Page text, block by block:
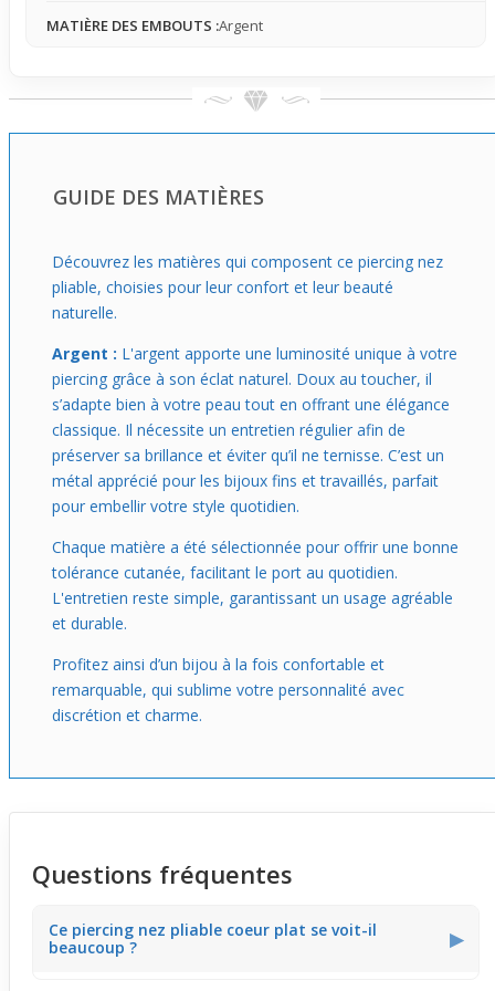
qui rehausse naturellement l'expression du visage. Ce
MATIÈRE DES EMBOUTS :Argent
GUIDE DES MATIÈRES
Découvrez les matières qui composent ce piercing nez
pliable, choisies pour leur confort et leur beauté
naturelle.
Argent : L'argent apporte une luminosité unique à votre
piercing grâce à son éclat naturel. Doux au toucher, il
s’adapte bien à votre peau tout en offrant une élégance
classique. Il nécessite un entretien régulier afin de
préserver sa brillance et éviter qu’il ne ternisse. C’est un
métal apprécié pour les bijoux fins et travaillés, parfait
pour embellir votre style quotidien.
Chaque matière a été sélectionnée pour offrir une bonne
tolérance cutanée, facilitant le port au quotidien.
L'entretien reste simple, garantissant un usage agréable
et durable.
Profitez ainsi d’un bijou à la fois confortable et
remarquable, qui sublime votre personnalité avec
discrétion et charme.
Questions fréquentes
Ce piercing nez pliable coeur plat se voit-il
beaucoup ?
▶